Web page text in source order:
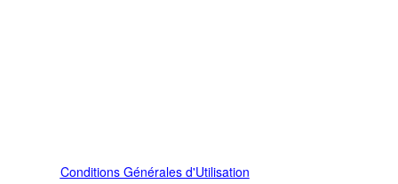
Conditions Générales d'Utilisation